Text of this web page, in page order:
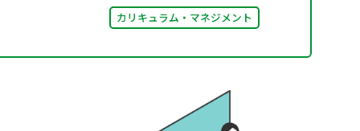
カリキュラム・マネジメント